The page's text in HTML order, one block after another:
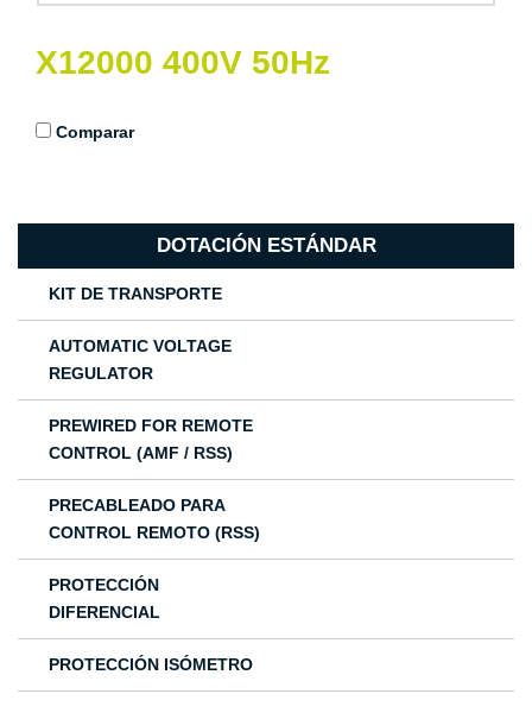
X12000 400V 50Hz
Comparar
DOTACIÓN ESTÁNDAR
KIT DE TRANSPORTE
AUTOMATIC VOLTAGE
REGULATOR
PREWIRED FOR REMOTE
CONTROL (AMF / RSS)
PRECABLEADO PARA
CONTROL REMOTO (RSS)
PROTECCIÓN
DIFERENCIAL
PROTECCIÓN ISÓMETRO